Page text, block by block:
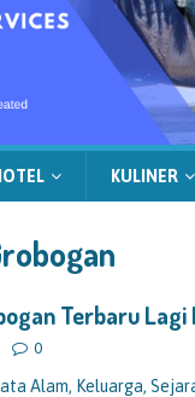
KULINER
Terbaru
0
Alam, Keluarga,